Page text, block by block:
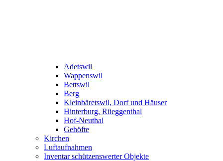
Adetswil
Wappenswil
Bettswil
Berg
Kleinbäretswil, Dorf und Häuser
Hinterburg, Rüeggenthal
Hof-Neuthal
Gehöfte
Kirchen
Luftaufnahmen
Inventar schützenswerter Objekte